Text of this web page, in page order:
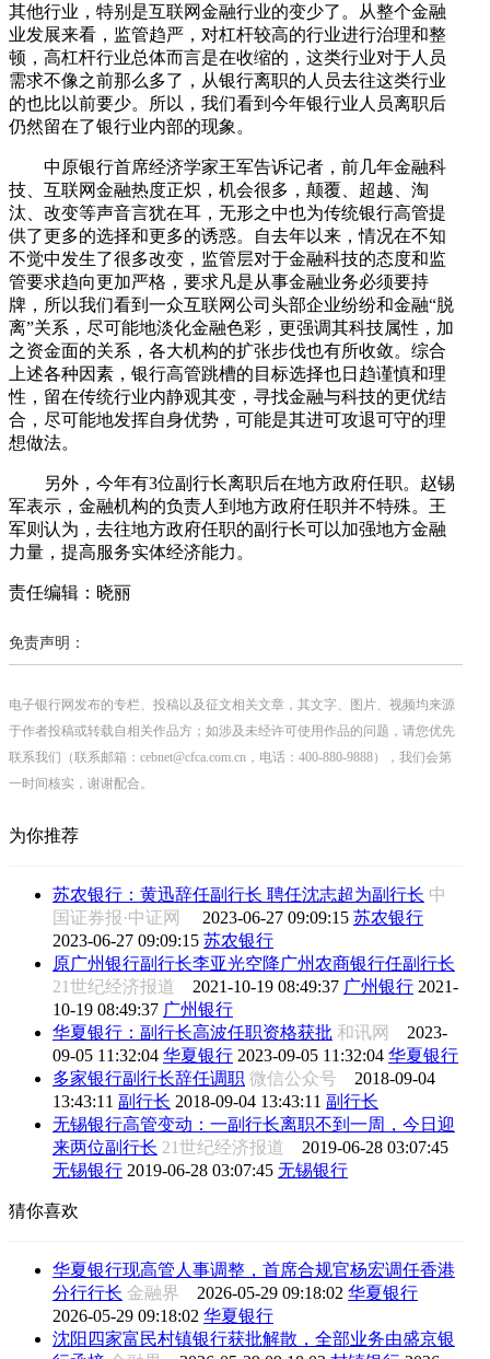
其他行业，特别是互联网金融行业的变少了。从整个金融
业发展来看，监管趋严，对杠杆较高的行业进行治理和整
顿，高杠杆行业总体而言是在收缩的，这类行业对于人员
需求不像之前那么多了，从银行离职的人员去往这类行业
的也比以前要少。所以，我们看到今年银行业人员离职后
仍然留在了银行业内部的现象。
中原银行首席经济学家王军告诉记者，前几年金融科
技、互联网金融热度正炽，机会很多，颠覆、超越、淘
汰、改变等声音言犹在耳，无形之中也为传统银行高管提
供了更多的选择和更多的诱惑。自去年以来，情况在不知
不觉中发生了很多改变，监管层对于金融科技的态度和监
管要求趋向更加严格，要求凡是从事金融业务必须要持
牌，所以我们看到一众互联网公司头部企业纷纷和金融“脱
离”关系，尽可能地淡化金融色彩，更强调其科技属性，加
之资金面的关系，各大机构的扩张步伐也有所收敛。综合
上述各种因素，银行高管跳槽的目标选择也日趋谨慎和理
性，留在传统行业内静观其变，寻找金融与科技的更优结
合，尽可能地发挥自身优势，可能是其进可攻退可守的理
想做法。
另外，今年有3位副行长离职后在地方政府任职。赵锡
军表示，金融机构的负责人到地方政府任职并不特殊。王
军则认为，去往地方政府任职的副行长可以加强地方金融
力量，提高服务实体经济能力。
责任编辑：晓丽
免责声明：
电子银行网发布的专栏、投稿以及征文相关文章，其文字、图片、视频均来源
于作者投稿或转载自相关作品方；如涉及未经许可使用作品的问题，请您优先
联系我们（联系邮箱：cebnet@cfca.com.cn，电话：400-880-9888），我们会第
一时间核实，谢谢配合。
为你推荐
苏农银行：黄迅辞任副行长 聘任沈志超为副行长 中
国证券报·中证网 2023-06-27 09:09:15 苏农银行
2023-06-27 09:09:15 苏农银行
原广州银行副行长李亚光空降广州农商银行任副行长
21世纪经济报道 2021-10-19 08:49:37 广州银行 2021-
10-19 08:49:37 广州银行
华夏银行：副行长高波任职资格获批 和讯网 2023-
09-05 11:32:04 华夏银行 2023-09-05 11:32:04 华夏银行
多家银行副行长辞任调职 微信公众号 2018-09-04
13:43:11 副行长 2018-09-04 13:43:11 副行长
无锡银行高管变动：一副行长离职不到一周，今日迎
来两位副行长 21世纪经济报道 2019-06-28 03:07:45
无锡银行 2019-06-28 03:07:45 无锡银行
猜你喜欢
华夏银行现高管人事调整，首席合规官杨宏调任香港
分行行长 金融界 2026-05-29 09:18:02 华夏银行
2026-05-29 09:18:02 华夏银行
沈阳四家富民村镇银行获批解散，全部业务由盛京银